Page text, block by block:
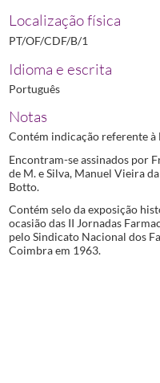
Localização física
PT/OF/CDF/B/1
Idioma e escrita
Português
Notas
Contém indicação referente à
Encontram-se assinados por
de M. e Silva, Manuel Vieira
Botto.
Contém selo da exposição
ocasião das II Jornadas
pelo Sindicato Nacional dos
Coimbra em 1963.